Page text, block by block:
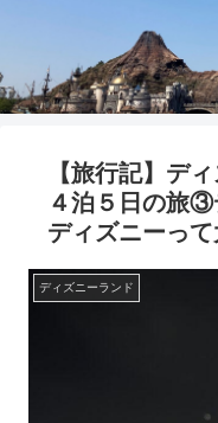
【旅行記】デ
４泊５日の旅
ディズニーって
ディズニーランド